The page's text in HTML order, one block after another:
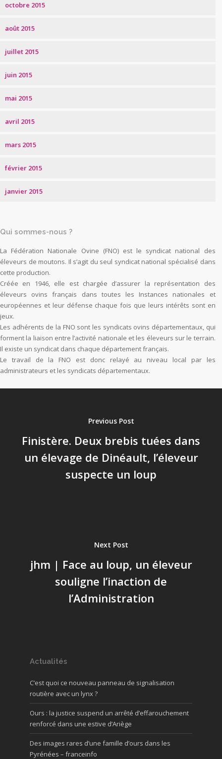
octobre 2015
août 2015
juillet 2015
juin 2015
mai 2015
avril 2015
mars 2015
février 2015
janvier 2015
Qui sommes-nous ?
La Fédération Nationale Ovine (FNO) est le syndicat national des
éleveurs de moutons. Il s’agit du seul syndicat national spécialisé dans
cette production.
Créée en 1946, elle est chargée d’assurer la représentation des
éleveurs ovins français dans toutes les Instances nationales et
européennes et leur défense chaque fois que leurs intérêts sont en
jeux.
Les adhérents de la FNO sont les syndicats ovins départementaux, qui
forment la liaison entre l’activité nationale et les éleveurs sur le terrain.
Il existe un syndicat dans chaque département français.
Le travail de la FNO est donc relayé au niveau local par les
administrateurs et les syndicats départementaux.
Previous Post
Finistère. Deux brebis tuées dans
un élevage de Dinéault, l’éleveur
suspecte un loup
Next Post
jhm | Face au loup, un éleveur
souligne l’inaction de
l’Administration
Actualités
C’est quoi ce nouveau panneau de signalisation
routière avec un lynx ?
Ours : la justice suspend un arrêté d’effarouchement
renforcé dans une estive d’Ariège
Des images rares d’une famille d’ours dans les
Pyrénées – franceinfo